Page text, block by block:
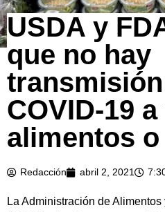
USDA y
que no hay
COVID-19
alimentos
Redacción abril 2, 2021
La Administración de